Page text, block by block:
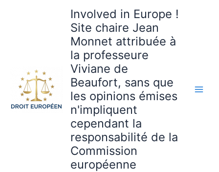
Involved in Europe !
Site chaire Jean
Monnet attribuée à
la professeure
Viviane de
Beaufort, sans que
les opinions émises
n'impliquent
cependant la
responsabilité de la
Commission
européenne